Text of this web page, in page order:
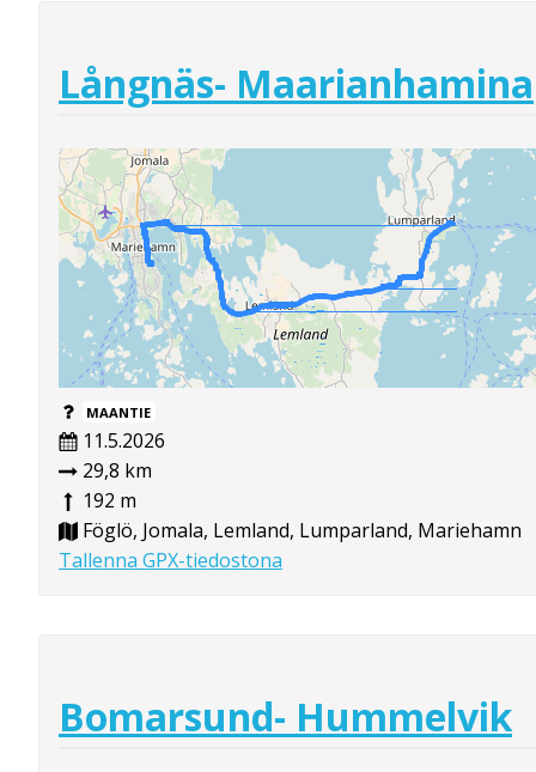
Långnäs- Maarianhamina
MAANTIE
11.5.2026
29,8 km
192 m
Föglö, Jomala, Lemland, Lumparland, Mariehamn
Tallenna GPX-tiedostona
Bomarsund- Hummelvik